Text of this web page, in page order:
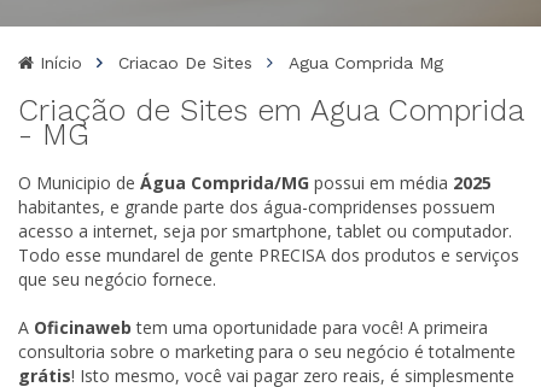
Início Criacao De Sites Agua Comprida Mg
Criação de Sites em Água Comprida
- MG
O Municipio de Água Comprida/MG possui em média 2025
habitantes, e grande parte dos água-compridenses possuem
acesso a internet, seja por smartphone, tablet ou computador.
Todo esse mundarel de gente PRECISA dos produtos e serviços
que seu negócio fornece.
A Oficinaweb tem uma oportunidade para você! A primeira
consultoria sobre o marketing para o seu negócio é totalmente
grátis! Isto mesmo, você vai pagar zero reais, é simplesmente